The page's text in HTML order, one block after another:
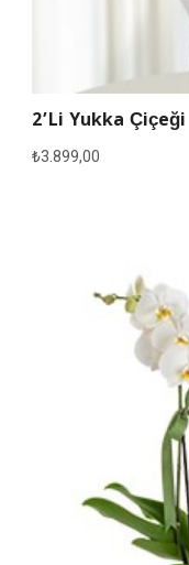
2’li Yukka Çiçeği
₺3.899,00